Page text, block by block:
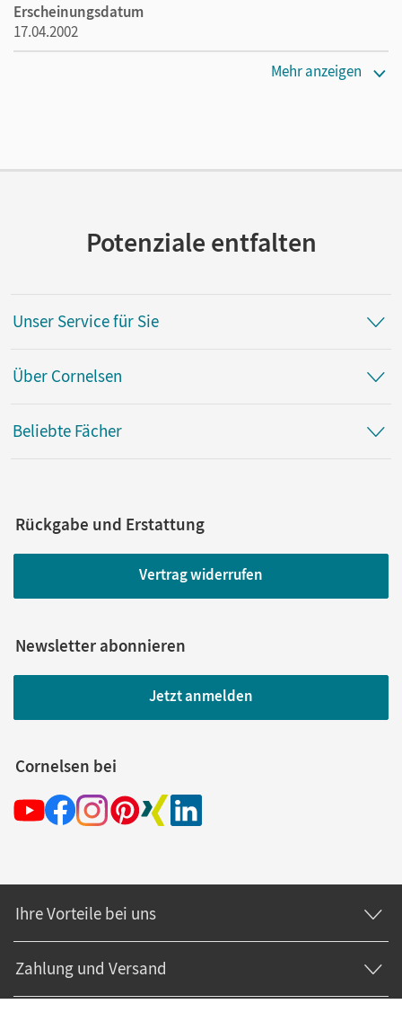
Erscheinungsdatum
17.04.2002
Mehr anzeigen
Potenziale entfalten
Unser Service für Sie
Über Cornelsen
Beliebte Fächer
Rückgabe und Erstattung
Vertrag widerrufen
Newsletter abonnieren
Jetzt anmelden
Cornelsen bei
Ihre Vorteile bei uns
Zahlung und Versand